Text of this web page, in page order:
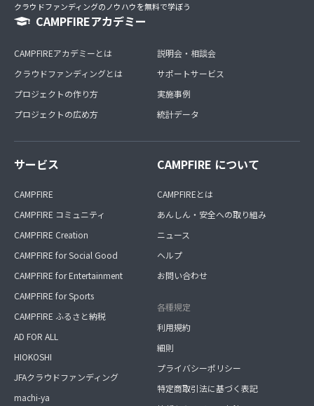
クラウドファンディングのノウハウを無料で学ぼう
CAMPFIREアカデミー
CAMPFIREアカデミーとは
クラウドファンディングとは
プロジェクトの作り方
プロジェクトの広め方
説明会・相談会
サポートサービス
実施事例
統計データ
サービス
CAMPFIRE
CAMPFIRE コミュニティ
CAMPFIRE Creation
CAMPFIRE for Social Good
CAMPFIRE for Entertainment
CAMPFIRE for Sports
CAMPFIRE ふるさと納税
AD FOR ALL
HIOKOSHI
JFAクラウドファンディング
machi-ya
CAMPFIRE について
CAMPFIREとは
あんしん・安全への取り組み
ニュース
ヘルプ
お問い合わせ
各種規定
利用規約
細則
プライバシーポリシー
特定商取引法に基づく表記